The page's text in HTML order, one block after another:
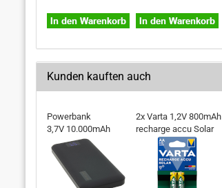
Kunden kauften auch
Powerbank
3,7V 10.000mAh
2x Varta 1,2V 800mAh
recharge accu Solar